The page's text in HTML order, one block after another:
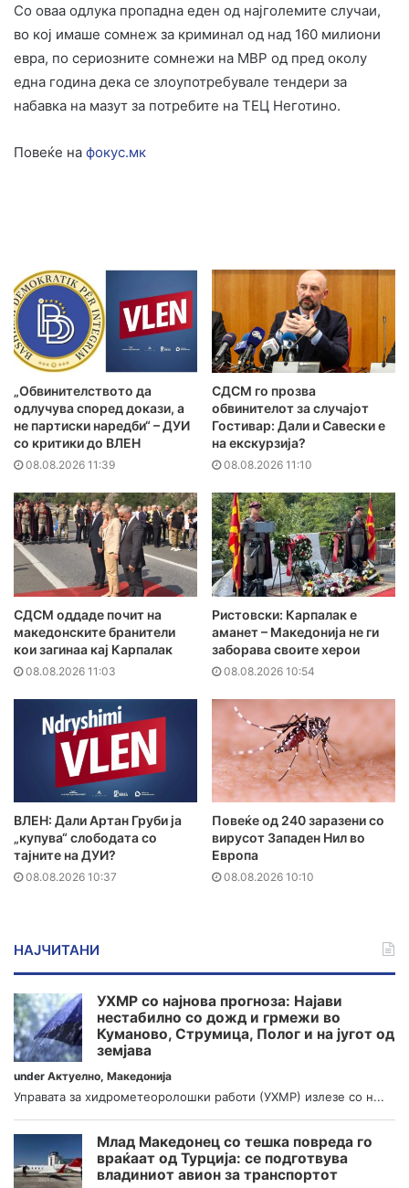
Со оваа одлука пропадна еден од најголемите случаи,
во кој имаше сомнеж за криминал од над 160 милиони
евра, по сериозните сомнежи на МВР од пред околу
една година дека се злоупотребувале тендери за
набавка на мазут за потребите на ТЕЦ Неготино.
Повеќе на фокус.мк
„Обвинителството да
одлучува според докази, а
не партиски наредби“ – ДУИ
со критики до ВЛЕН
08.08.2026 11:39
СДСМ го прозва
обвинителот за случајот
Гостивар: Дали и Савески е
на екскурзија?
08.08.2026 11:10
СДСМ оддаде почит на
македонските бранители
кои загинаа кај Карпалак
08.08.2026 11:03
Ристовски: Карпалак е
аманет – Македонија не ги
заборава своите херои
08.08.2026 10:54
ВЛЕН: Дали Артан Груби ја
„купува“ слободата со
тајните на ДУИ?
08.08.2026 10:37
Повеќе од 240 заразени со
вирусот Западен Нил во
Европа
08.08.2026 10:10
НАЈЧИТАНИ
УХМР со најнова прогноза: Најави
нестабилно со дожд и грмежи во
Куманово, Струмица, Полог и на југот од
земјава
under Актуелно, Македонија
Управата за хидрометеоролошки работи (УХМР) излезе со н...
Млад Македонец со тешка повреда го
враќаат од Турција: се подготвува
владиниот авион за транспортот